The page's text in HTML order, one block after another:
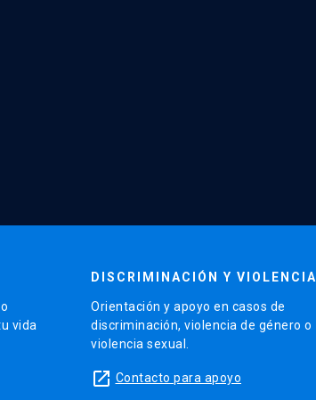
vida
DISCRIMINACIÓN Y VIOLENCIA
Orientación y apoyo en casos de
discriminación, violencia de género o
violencia sexual.
launch Contacto para apoyo